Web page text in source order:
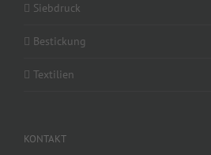
Siebdruck
Bestickung
Textilien
KONTAKT